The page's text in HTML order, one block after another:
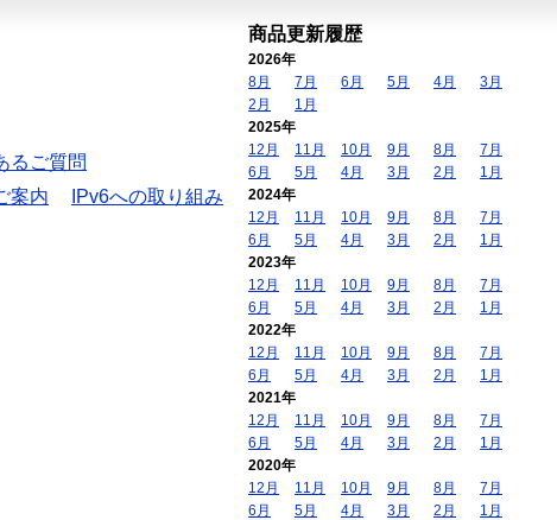
るご質問
案内
IPv6への取り組み
商品更新履歴
2026年
8月
7月 6月 5月 4月
3月
2月
1月
2025年
12月
11月 10月 9月 8月
7月
6月
5月 4月 3月 2月
1月
2024年
12月
11月 10月 9月 8月
7月
6月
5月 4月 3月 2月
1月
2023年
12月
11月 10月 9月 8月
7月
6月
5月 4月 3月 2月
1月
2022年
12月
11月 10月 9月 8月
7月
6月
5月 4月 3月 2月
1月
2021年
12月
11月 10月 9月 8月
7月
6月
5月 4月 3月 2月
1月
2020年
12月
11月 10月 9月 8月
7月
6月
5月 4月 3月 2月
1月